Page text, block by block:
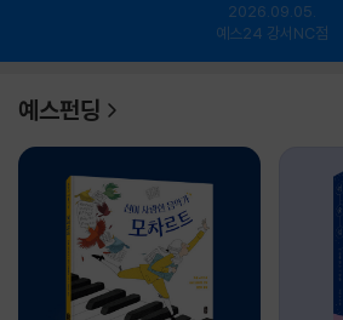
2026.09.05.
예스24 강서NC점
예스펀딩